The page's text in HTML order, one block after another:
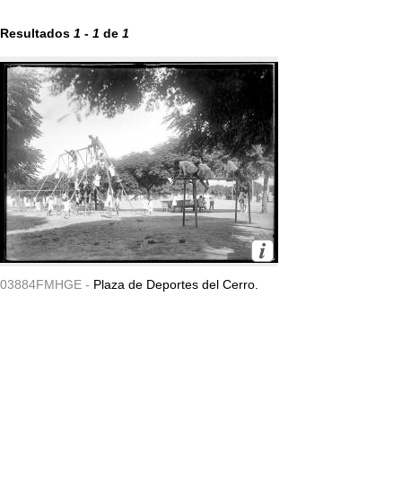
Resultados 1 - 1 de 1
03884FMHGE - Plaza de Deportes del Cerro.